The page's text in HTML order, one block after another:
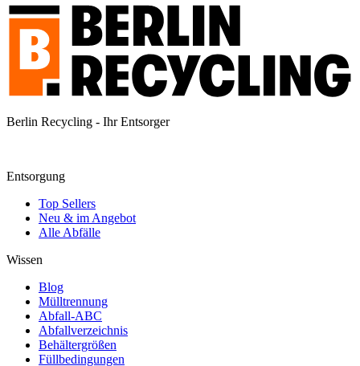
Berlin Recycling - Ihr Entsorger
Entsorgung
Top Sellers
Neu & im Angebot
Alle Abfälle
Wissen
Blog
Mülltrennung
Abfall-ABC
Abfallverzeichnis
Behältergrößen
Füllbedingungen